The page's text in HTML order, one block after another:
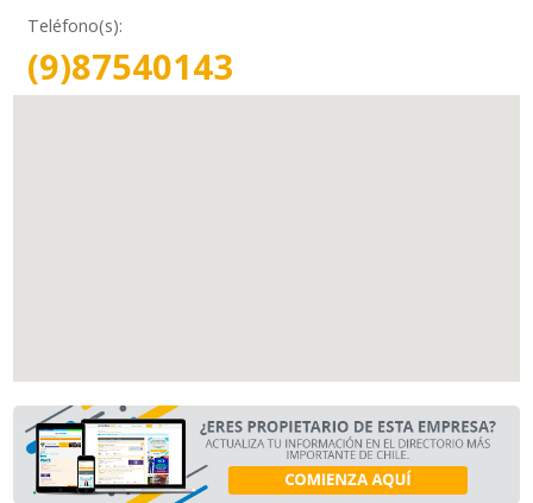
Teléfono(s):
(9)87540143